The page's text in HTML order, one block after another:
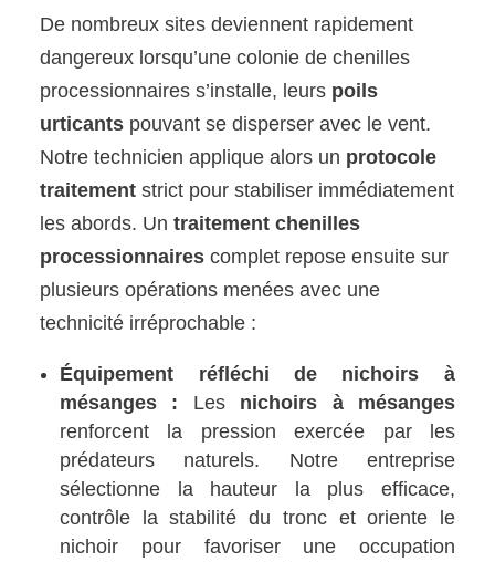
De nombreux sites deviennent rapidement
dangereux lorsqu’une colonie de chenilles
processionnaires s’installe, leurs poils
urticants pouvant se disperser avec le vent.
Notre technicien applique alors un protocole
traitement strict pour stabiliser immédiatement
les abords. Untraitement chenilles
processionnaires complet repose ensuite sur
plusieurs opérations menées avec une
technicité irréprochable :
Équipement réfléchi de nichoirs à
mésanges : Les nichoirs à mésanges
renforcent la pression exercée par les
prédateurs naturels. Notre entreprise
sélectionne la hauteur la plus efficace,
contrôle la stabilité du tronc et oriente le
nichoir pour favoriser une occupation